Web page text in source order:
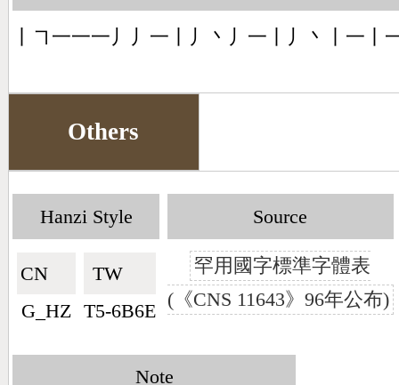
丨㇕一一一丿丿一丨丿丶丿一丨丿丶丨一丨
Others
Hanzi Style
CN🇨🇳
G_HZ
TW🇹🇼
T5-6B6E
Source
罕用國字標準字體表
(《CNS 11643》96年公布)
Note